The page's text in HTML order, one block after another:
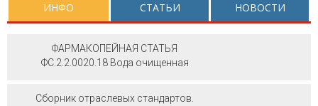
ИНФО СТАТЬИ НОВОСТИ
ФАРМАКОПЕЙНАЯ СТАТЬЯ
ФС.2.2.0020.18 Вода очищенная
Сборник отраслевых стандартов.